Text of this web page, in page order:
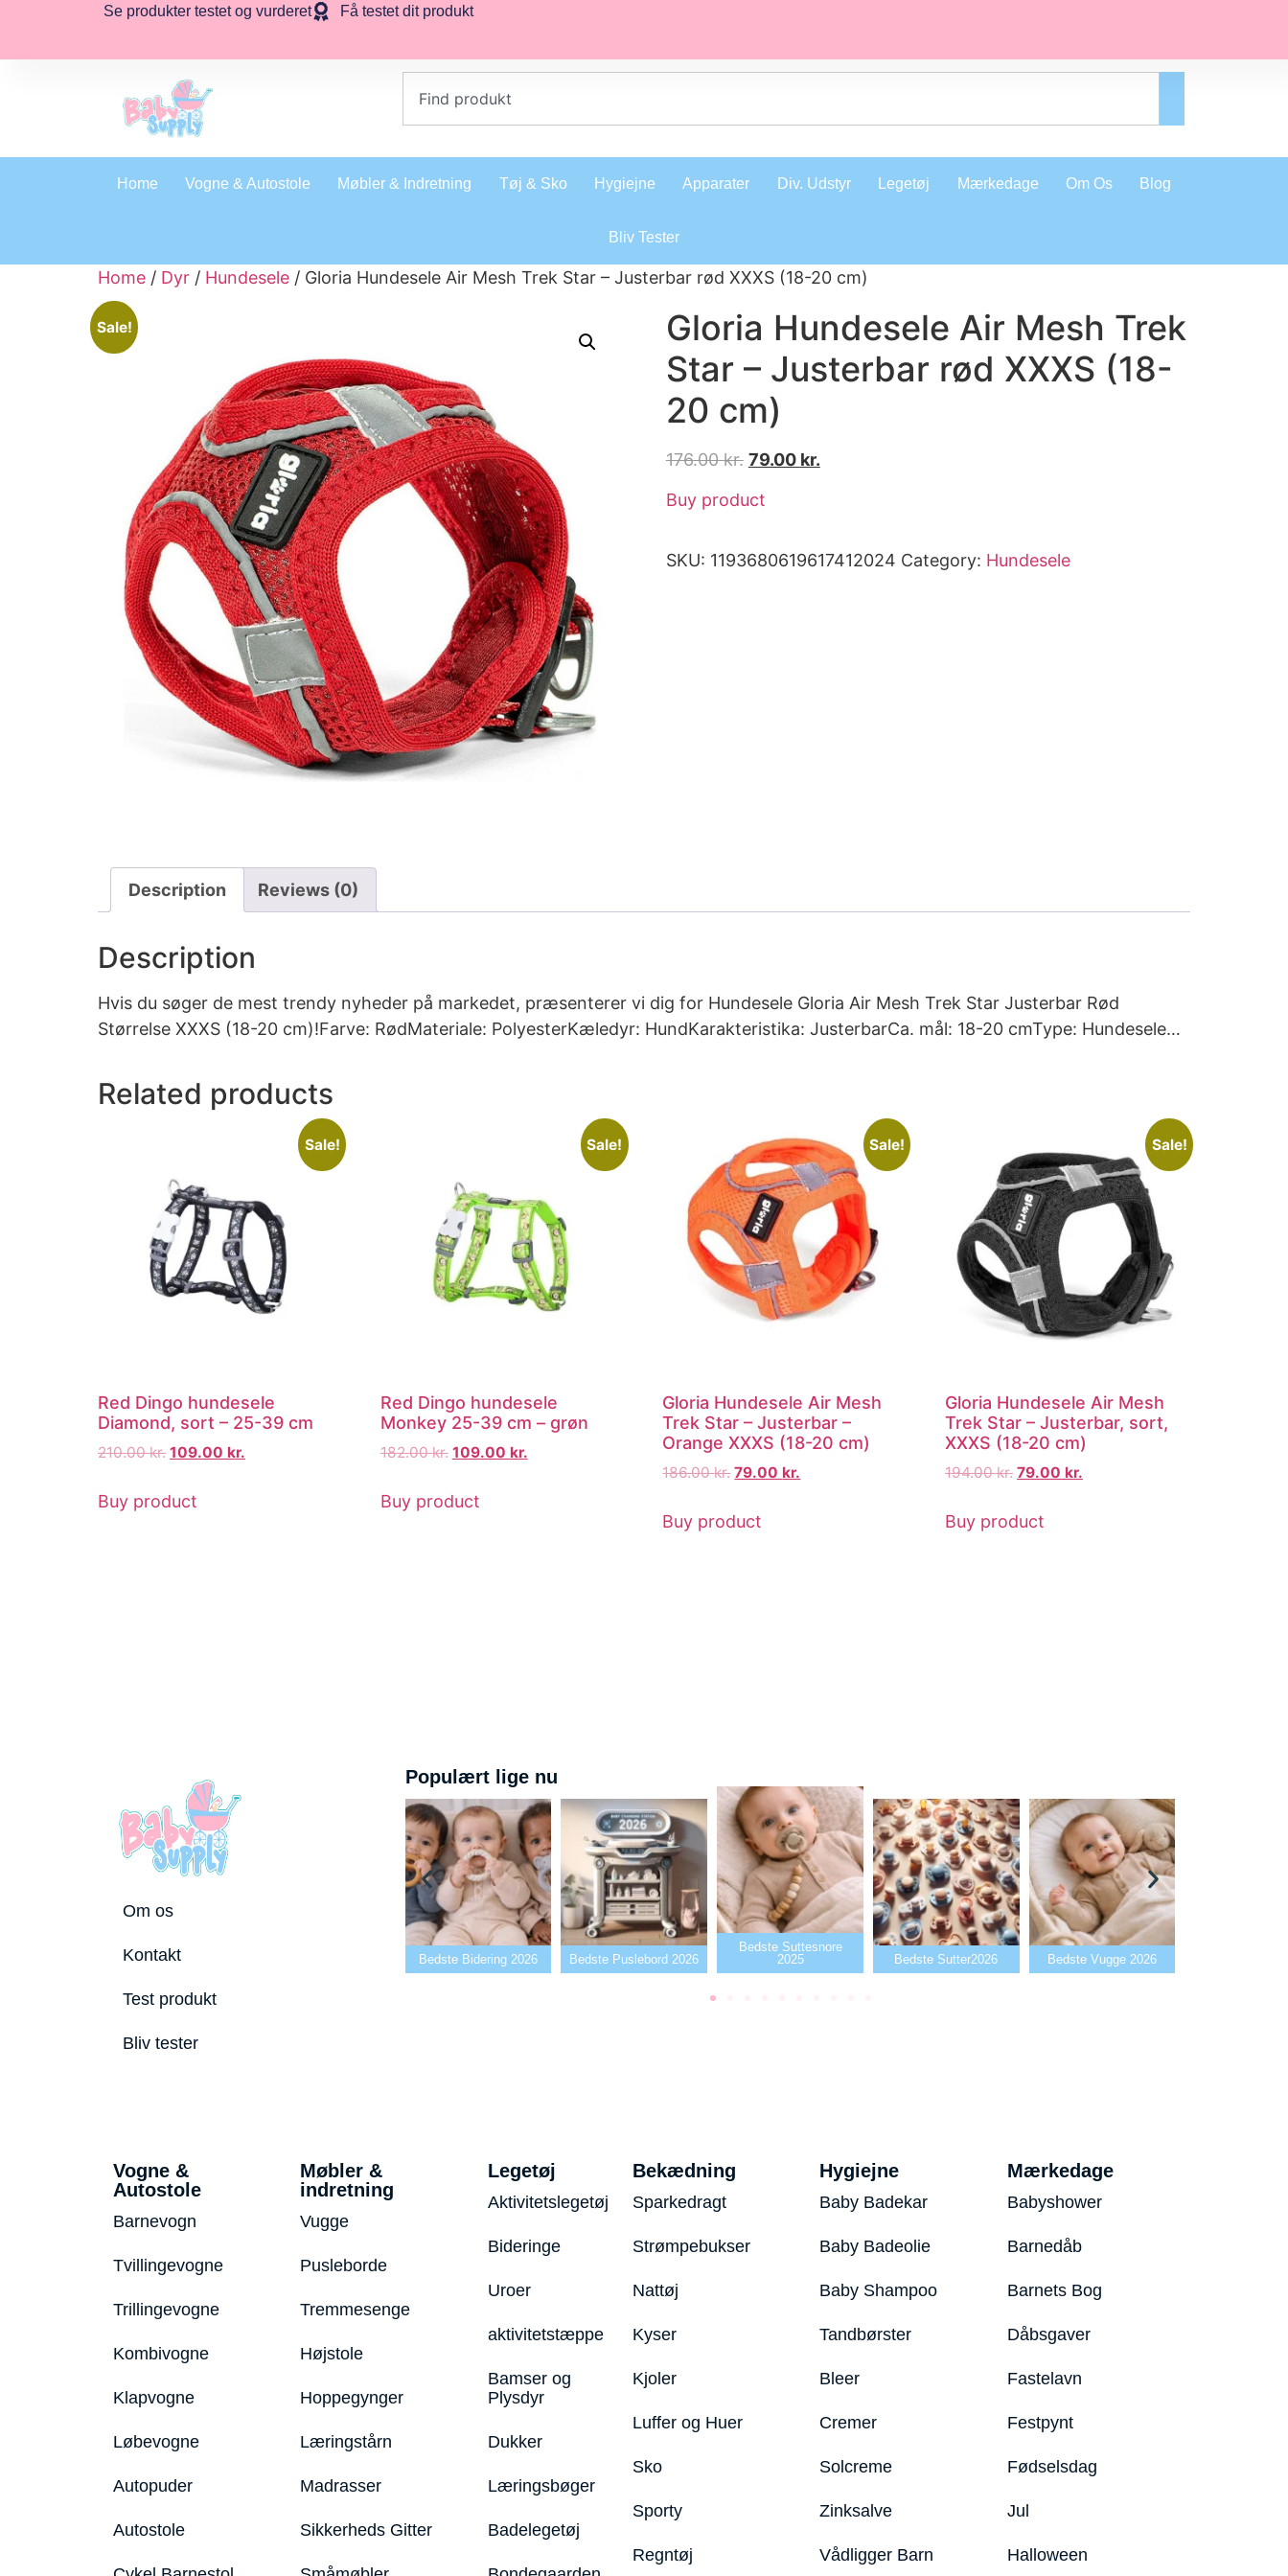
Se produkter testet og vurderet Få testet dit produkt
Home Vogne & Autostole Møbler & Indretning Tøj & Sko Hygiejne Apparater Div. Udstyr Legetøj Mærkedage Om Os Blog
Bliv Tester
Home / Dyr / Hundesele / Gloria Hundesele Air Mesh Trek Star – Justerbar rød XXXS (18-20 cm)
Sale!
Gloria Hundesele Air Mesh Trek
Star – Justerbar rød XXXS (18-
20 cm)
176.00kr. 79.00 kr.
Buy product
SKU: 1193680619617412024 Category: Hundesele
Description Reviews (0)
Description
Hvis du søger de mest trendy nyheder på markedet, præsenterer vi dig for Hundesele Gloria Air Mesh Trek Star Justerbar Rød
Størrelse XXXS (18-20 cm)!Farve: RødMateriale: PolyesterKæledyr: HundKarakteristika: JusterbarCa. mål: 18-20 cmType: Hundesele…
Related products
Sale!
Red Dingo hundesele
Diamond, sort – 25-39 cm
210.00kr. 109.00 kr.
Buy product
Sale!
Red Dingo hundesele
Monkey 25-39 cm – grøn
182.00kr. 109.00 kr.
Buy product
Sale!
Gloria Hundesele Air Mesh
Trek Star – Justerbar –
Orange XXXS (18-20 cm)
186.00kr. 79.00 kr.
Buy product
Sale!
Gloria Hundesele Air Mesh
Trek Star – Justerbar, sort,
XXXS (18-20 cm)
194.00kr. 79.00 kr.
Buy product
Om os
Kontakt
Test produkt
Bliv tester
Populært lige nu
Bedste tremmeseng
Bedste Bidering 2026 Bedste Puslebord 2026
Bedste Suttesnore
Bedste Sutter2026 Bedste Vugge 2026
Bedste Babyalarm
Vogne &
Autostole
Barnevogn
Tvillingevogne
Trillingevogne
Kombivogne
Klapvogne
Løbevogne
Autopuder
Autostole
Møbler &
indretning
Vugge
Pusleborde
Tremmesenge
Højstole
Hoppegynger
Læringstårn
Madrasser
Sikkerheds Gitter
Legetøj
Aktivitetslegetøj
Bideringe
Uroer
aktivitetstæppe
Bamser og
Plysdyr
Dukker
Læringsbøger
Badelegetøj
Bekædning
Sparkedragt
Strømpebukser
Nattøj
Kyser
Kjoler
Luffer og Huer
Sko
Sporty
Regntøj
Hygiejne
Baby Badekar
Baby Badeolie
Baby Shampoo
Tandbørster
Bleer
Cremer
Solcreme
Zinksalve
Vådligger Barn
Mærkedage
Babyshower
Barnedåb
Barnets Bog
Dåbsgaver
Fastelavn
Festpynt
Fødselsdag
Jul
Halloween